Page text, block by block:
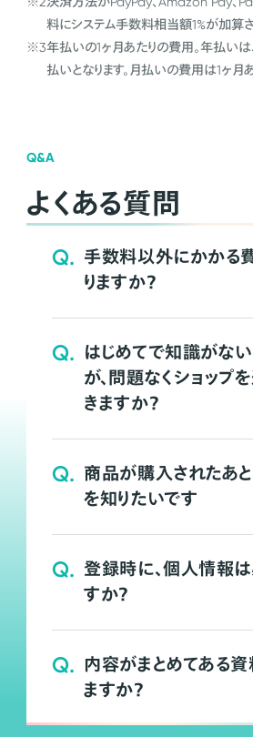
料にシステム手数料相当額1%が加算さ
※3年払いの1ヶ月あたりの費用。年払いは
払いとなります。月払いの費用は1ヶ月
Q&A
よくある質問
Q. 手数料以外にかかる
りますか？
Q. はじめてで知識がな
が、問題なくショップ
きますか？
Q. 商品が購入されたあ
を知りたいです
Q. 登録時に、個人情報
すか？
Q. 内容がまとめてある資
ますか？